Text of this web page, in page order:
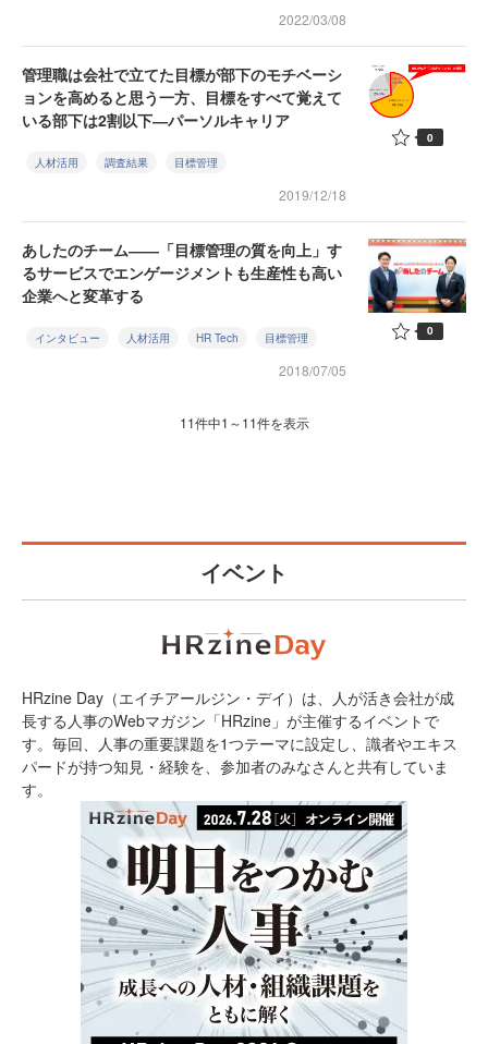
2022/03/08
管理職は会社で立てた目標が部下のモチベーシ
ョンを高めると思う一方、目標をすべて覚えて
いる部下は2割以下―パーソルキャリア
人材活用 調査結果 目標管理
2019/12/18
0
あしたのチーム――「目標管理の質を向上」す
るサービスでエンゲージメントも生産性も高い
企業へと変革する
インタビュー 人材活用 HR Tech 目標管理
2018/07/05
0
11件中1～11件を表示
イベント
HRzine Day（エイチアールジン・デイ）は、人が活き会社が成
長する人事のWebマガジン「HRzine」が主催するイベントで
す。毎回、人事の重要課題を1つテーマに設定し、識者やエキス
パードが持つ知見・経験を、参加者のみなさんと共有していま
す。